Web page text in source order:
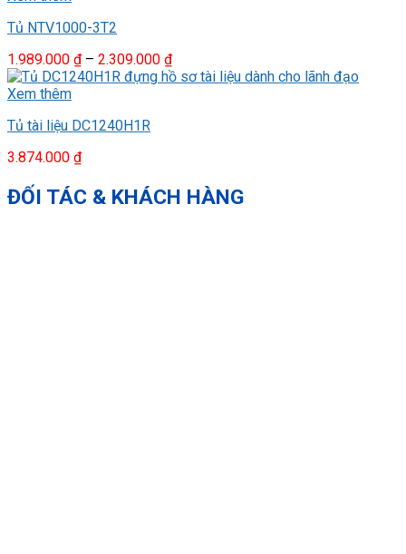
Tủ NTV1000-3T2
1.989.000 ₫ – 2.309.000 ₫Khoảng
giá:
Xem thêm
Tủ tài liệu DC1240H1R
3.874.000 ₫
ĐỐI TÁC & KHÁCH HÀNG